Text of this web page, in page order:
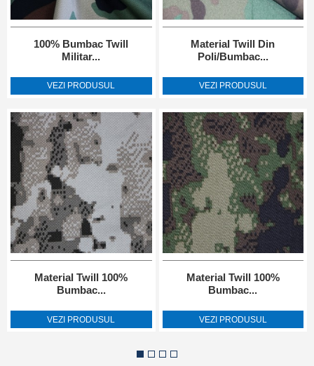
100% Bumbac Twill
Militar...
VEZI PRODUSUL
Material Twill Din
Poli/bumbac...
VEZI PRODUSUL
Material Twill 100%
Bumbac...
VEZI PRODUSUL
Material Twill 100%
Bumbac...
VEZI PRODUSUL